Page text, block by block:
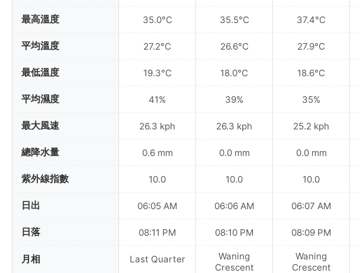
最高溫度
平均溫度
最低溫度
平均濕度
最大風速
總降水量
紫外線指數
日出
日落
月相
35.0°C
27.2°C
19.3°C
41%
26.3 kph
0.6 mm
10.0
06:05 AM
08:11 PM
Last Quarter
35.5°C
26.6°C
18.0°C
39%
26.3 kph
0.0 mm
10.0
06:06 AM
08:10 PM
Waning
Crescent
37.4°C
27.9°C
18.6°C
35%
25.2 kph
0.0 mm
10.0
06:07 AM
08:09 PM
Waning
Crescent